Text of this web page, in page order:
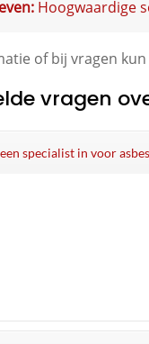
Hoogwaardige
of bij vragen
vragen
specialist in voor